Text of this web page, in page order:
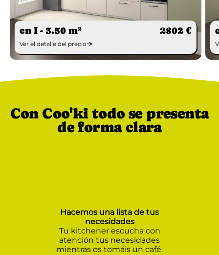
en I - 3.50 m² 2802 €
Ver el detalle del precio
Con Coo'ki todo se presenta
de forma clara
Hacemos una lista de tus
necesidades
Tu kitchener escucha con
atención tus necesidades
mientras os tomáis un café.